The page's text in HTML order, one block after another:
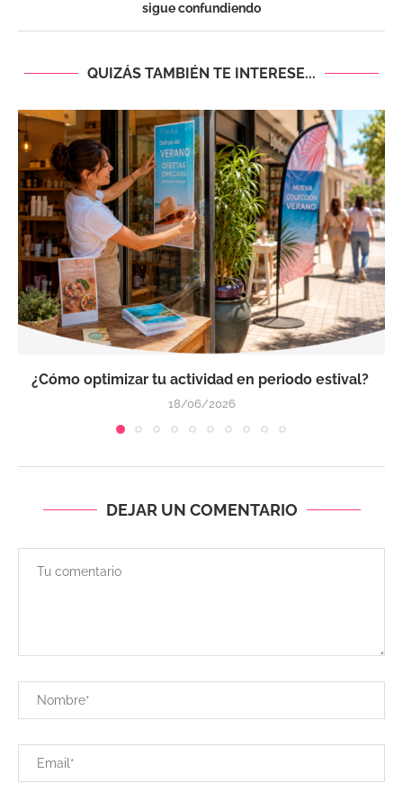
sigue confundiendo
QUIZÁS TAMBIÉN TE INTERESE...
¿Cómo optimizar tu actividad en periodo estival?
18/06/2026
DEJAR UN COMENTARIO